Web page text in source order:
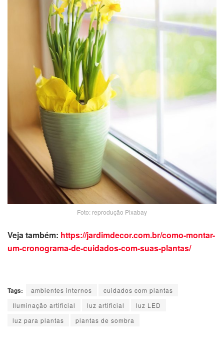
Foto: reprodução Pixabay
Veja também: https://jardimdecor.com.br/como-montar-
um-cronograma-de-cuidados-com-suas-plantas/
Tags: ambientes internos
cuidados com plantas
Iluminação artificial
luz artificial
luz LED
luz para plantas
plantas de sombra